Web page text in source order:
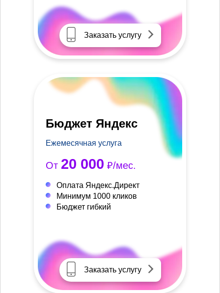
Заказать услугу
Бюджет Яндекс
Ежемесячная услуга
От 20 000 ₽/мес.
Оплата Яндекс.Директ
Минимум 1000 кликов
Бюджет гибкий
Заказать услугу